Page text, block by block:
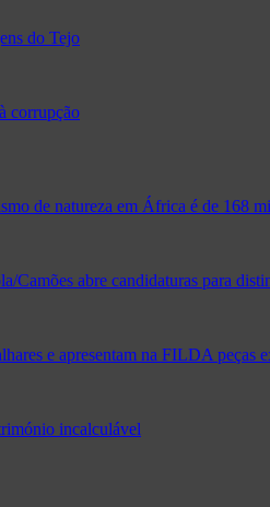
do Tejo
corrupção
de natureza em África é de 168
Camões abre candidaturas para
e apresentam na FILDA peças
incalculável